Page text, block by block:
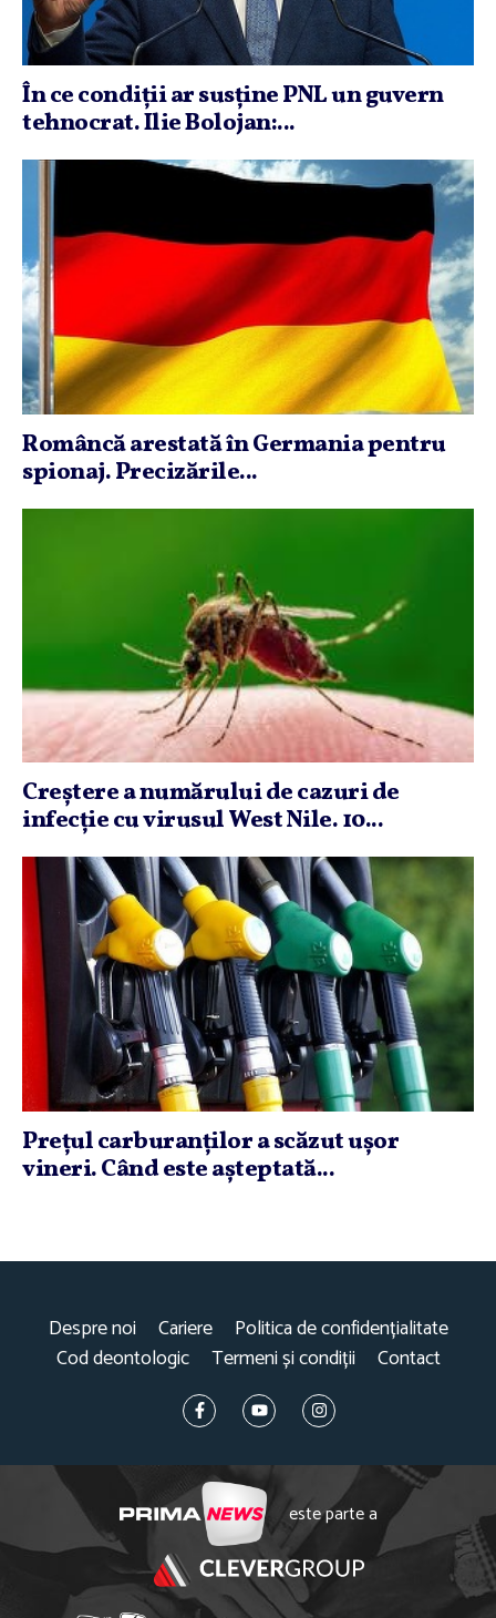
În ce condiţii ar susţine PNL un guvern
tehnocrat. Ilie Bolojan:...
Româncă arestată în Germania pentru
spionaj. Precizările...
Creştere a numărului de cazuri de
infecţie cu virusul West Nile. 10...
Preţul carburanţilor a scăzut uşor
vineri. Când este aşteptată...
Despre noi Cariere
Politica de confidențialitate
Cod deontologic
Termeni și condiții Contact
este parte a